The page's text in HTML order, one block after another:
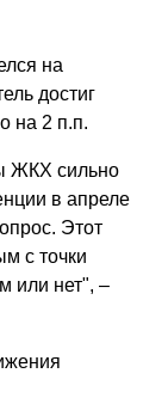
на
достиг
на 2 п.п.
ЖКХ сильно
в апреле
Этот
с точки
или нет", –